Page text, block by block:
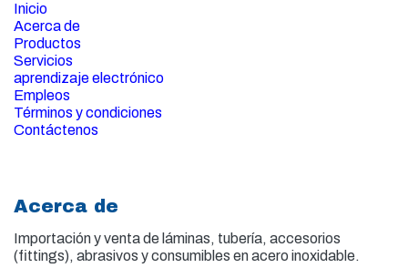
Inicio
Acerca de
Productos
Servicios
aprendizaje electrónico
Empleos
Términos y condiciones
Contáctenos
Acerca de
Importación y venta de láminas, tubería, accesorios
(fittings), abrasivos y consumibles en acero inoxidable.